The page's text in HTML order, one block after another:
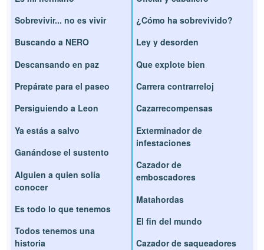
Sobrevivir... no es vivir
Buscando a NERO
Descansando en paz
Prepárate para el paseo
Persiguiendo a Leon
Ya estás a salvo
Ganándose el sustento
Alguien a quien solía
conocer
Es todo lo que tenemos
Todos tenemos una
historia
¿Cómo ha sobrevivido?
Ley y desorden
Que explote bien
Carrera contrarreloj
Cazarrecompensas
Exterminador de
infestaciones
Cazador de
emboscadores
Matahordas
El fin del mundo
Cazador de saqueadores